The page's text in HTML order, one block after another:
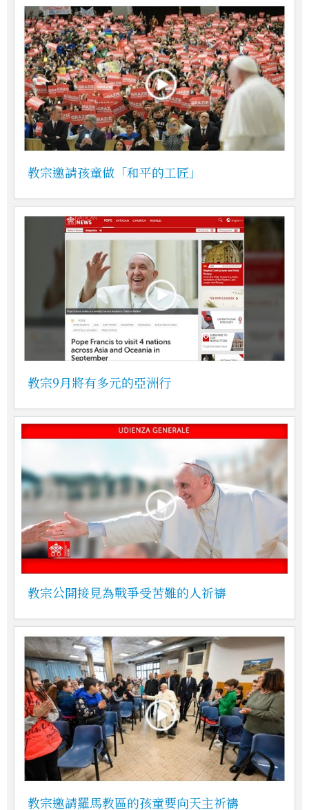
教宗邀請孩童做「和平的工匠」
教宗9月將有多元的亞洲行
教宗公開接見為戰爭受苦難的人祈禱
教宗邀請羅馬教區的孩童要向天主祈禱